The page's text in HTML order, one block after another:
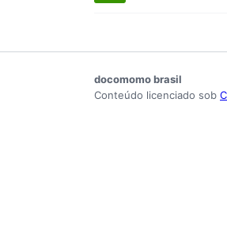
docomomo brasil
Conteúdo licenciado sob